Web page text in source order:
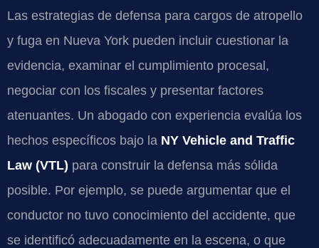
Las estrategias de defensa para cargos de atropello
y fuga en Nueva York pueden incluir cuestionar la
evidencia, examinar el cumplimiento procesal,
negociar con los fiscales y presentar factores
atenuantes. Un abogado con experiencia evalúa los
hechos específicos bajo la NY Vehicle and Traffic
Law (VTL) para construir la defensa más sólida
posible. Por ejemplo, se puede argumentar que el
conductor no tuvo conocimiento del accidente, que
se identificó adecuadamente en la escena, o que